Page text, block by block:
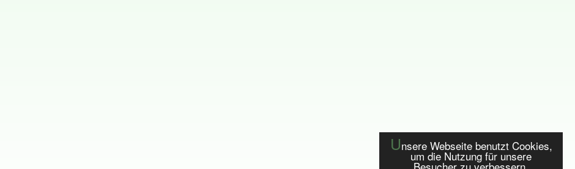
Unsere Webseite benutzt Cookies,
um die Nutzung für unsere